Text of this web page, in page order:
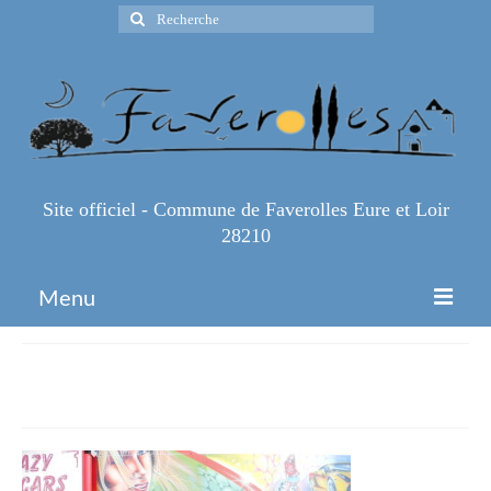
Rechercher
:
Site officiel - Commune de Faverolles Eure et Loir
28210
Menu
Infos Pratiques